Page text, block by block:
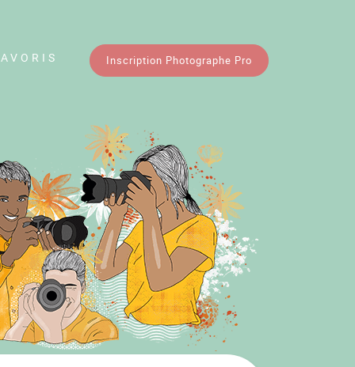
Inscription Photographe Pro